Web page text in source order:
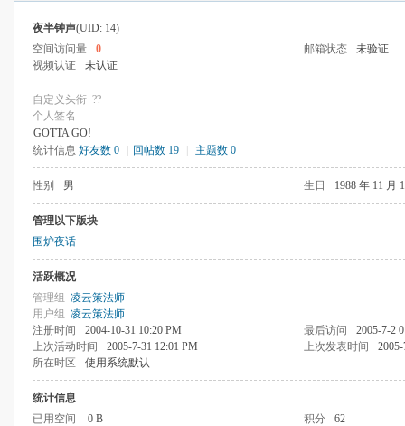
夜半钟声(UID: 14)
空间访问量
0 邮箱状态
未验证
视频认证
未认证
自定义头衔 ??
个人签名
GOTTA GO!
统计信息 好友数 0 回帖数 19 主题数 0
性别 男 生日 1988 年 11 月
管理以下版块
围炉夜话
活跃概况
管理组 凌云策法师
用户组 凌云策法师
注册时间
2004-10-31 10:20 PM 最后访问
2005-7-2
上次活动时间
2005-7-31 12:01 PM 上次发表时间
所在时区
使用系统默认
统计信息
已用空间
0 B 积分 62